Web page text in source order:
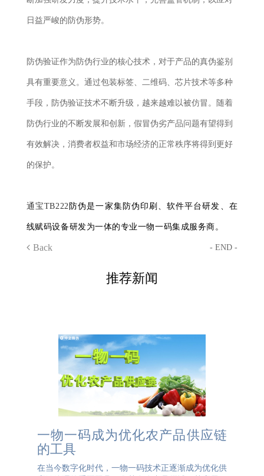
日益严峻的防伪形势。
防伪验证作为防伪行业的核心技术，对于产品的真伪鉴别
具有重要意义。通过包装标签、二维码、芯片技术等多种
手段，防伪验证技术不断升级，越来越难以被仿冒。随着
防伪行业的不断发展和创新，假冒伪劣产品问题有望得到
有效解决，消费者权益和市场经济的正常秩序将得到更好
的保护。
通宝TB222 防伪是一家集防伪印刷、软件平台研发、在
线赋码设备研发为一体的专业一物一码集成服务商。
Back - END -
推荐新闻
一物一码成为优化农产品供应链
的工具
在当今数字化时代，一物一码技术正逐渐成为优化供